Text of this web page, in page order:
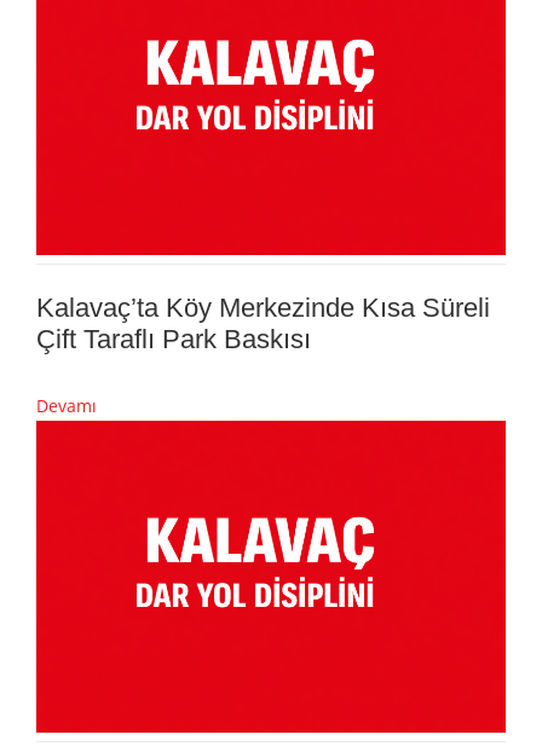
Kalavaç’ta Köy Merkezinde Kısa Süreli
Çift Taraflı Park Baskısı
Devamı